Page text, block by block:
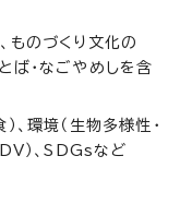
ものづくり文化の
ば・なごやめしを含
、環境（生物多様性・
）、SDGsなど